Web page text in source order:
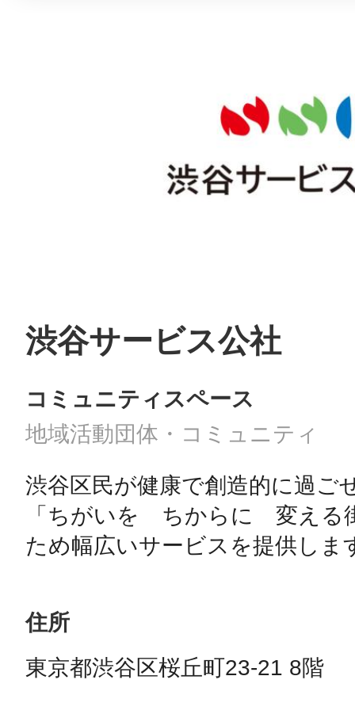
渋谷サービス公社
コミュニティスペース
地域活動団体・コミュニティ
渋谷区民が健康で創造的に過ご
「ちがいを　ちからに　変え
住所
東京都渋谷区桜丘町23-21 8階